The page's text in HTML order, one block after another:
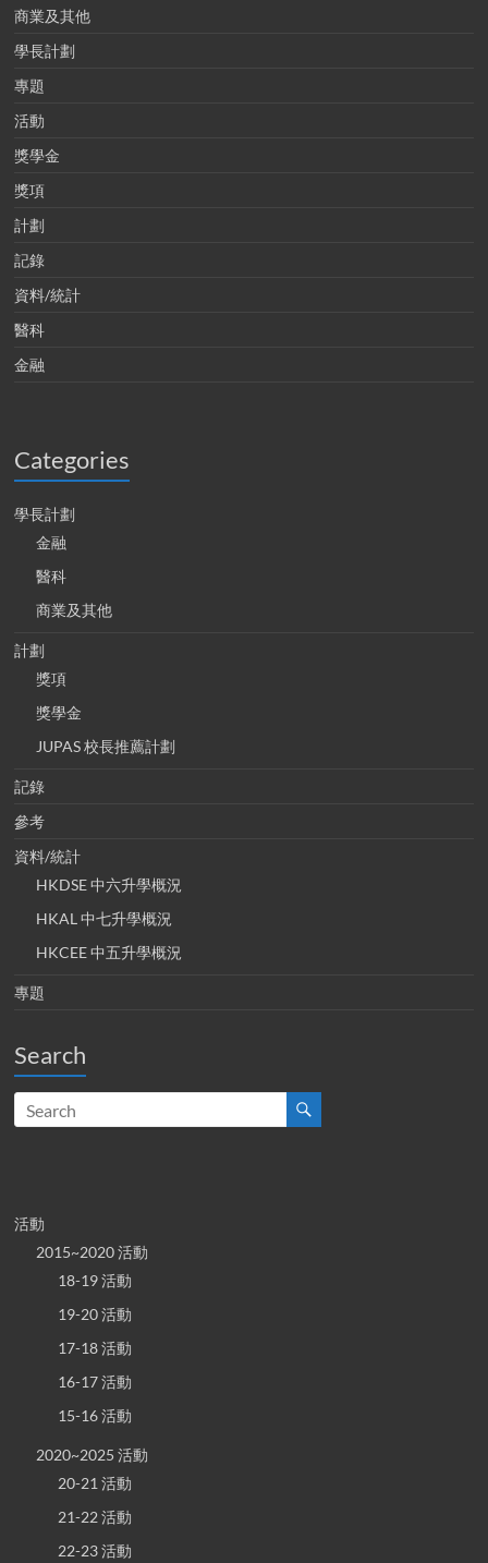
商業及其他
學長計劃
專題
活動
獎學金
獎項
計劃
記錄
資料/統計
醫科
金融
Categories
學長計劃
金融
醫科
商業及其他
計劃
獎項
獎學金
JUPAS 校長推薦計劃
記錄
參考
資料/統計
HKDSE 中六升學概況
HKAL 中七升學概況
HKCEE 中五升學概況
專題
Search
活動
2015~2020 活動
18-19 活動
19-20 活動
17-18 活動
16-17 活動
15-16 活動
2020~2025 活動
20-21 活動
21-22 活動
22-23 活動